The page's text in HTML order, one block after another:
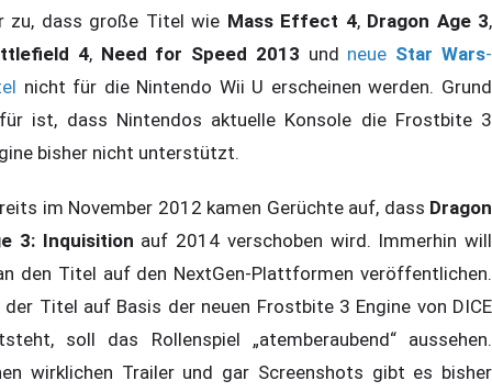
zu, dass große Titel wie Mass Effect 4, Dragon Age 3,
4, Need for Speed 2013 und neue Star Wars-
nicht für die Nintendo Wii U erscheinen werden. Grund
ist, dass Nintendos aktuelle Konsole die Frostbite 3
bisher nicht unterstützt.
im November 2012 kamen Gerüchte auf, dass Dragon
3: Inquisition auf 2014 verschoben wird. Immerhin will
den Titel auf den NextGen-Plattformen veröffentlichen.
der Titel auf Basis der neuen Frostbite 3 Engine von DICE
soll das Rollenspiel „atemberaubend“ aussehen.
wirklichen Trailer und gar Screenshots gibt es bisher